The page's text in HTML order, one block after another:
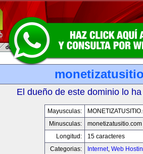
El dueño de este dominio lo
Mayusculas:
Minusculas:
monetizatusitio.com
Longitud:
15 caracteres
Categorias:
Internet, Web